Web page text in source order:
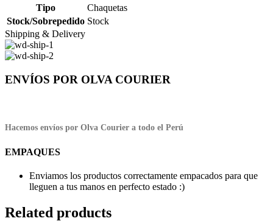
Tipo
Chaquetas
Stock/Sobrepedido Stock
Shipping & Delivery
ENVÍOS POR OLVA COURIER
Hacemos envíos por Olva Courier a todo el Perú
EMPAQUES
Enviamos los productos correctamente empacados para que
lleguen a tus manos en perfecto estado :)
Related products